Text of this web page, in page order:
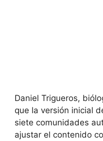
Daniel Trigueros,
que la versión inicial
siete comunidades
ajustar el contenido